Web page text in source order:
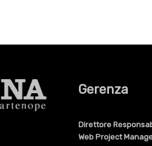
Gerenza
Direttore
Web Project